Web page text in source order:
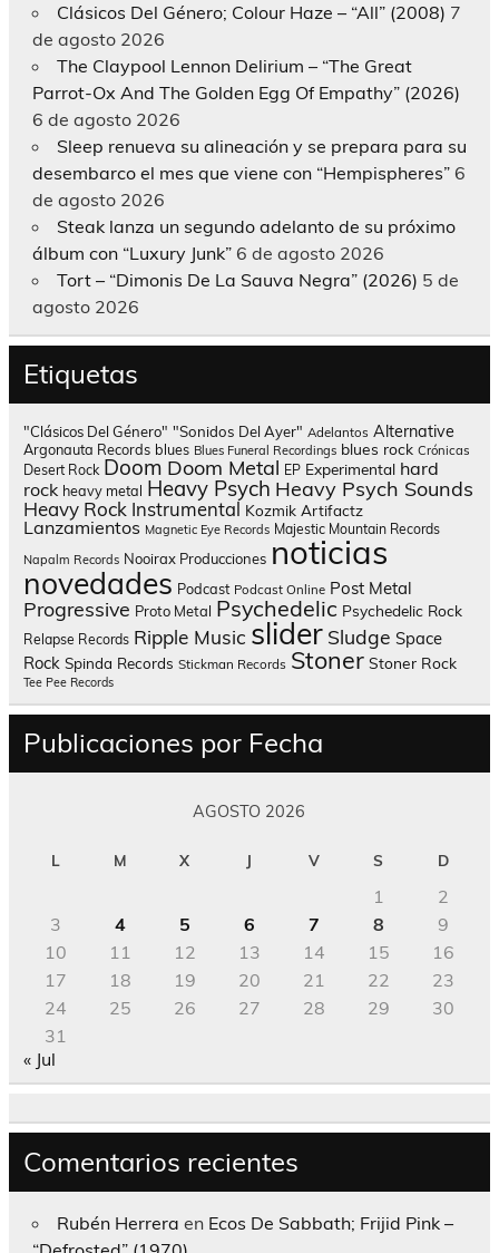
Clásicos Del Género; Colour Haze – “All” (2008) 7
de agosto 2026
The Claypool Lennon Delirium – “The Great
Parrot-Ox And The Golden Egg Of Empathy” (2026)
6 de agosto 2026
Sleep renueva su alineación y se prepara para su
desembarco el mes que viene con “Hempispheres” 6
de agosto 2026
Steak lanza un segundo adelanto de su próximo
álbum con “Luxury Junk” 6 de agosto 2026
Tort – “Dimonis De La Sauva Negra” (2026) 5 de
agosto 2026
Etiquetas
"Clásicos Del Género" "Sonidos Del Ayer" Adelantos Alternative
Argonauta Records blues Blues Funeral Recordings blues rock Crónicas
Desert Rock Doom Doom Metal EP Experimental hard
rock heavy metal Heavy Psych Heavy Psych Sounds
Heavy Rock Instrumental Kozmik Artifactz
Lanzamientos Magnetic Eye Records Majestic Mountain Records
Napalm Records Nooirax Producciones noticias
novedades Podcast Podcast Online Post Metal
Progressive Proto Metal Psychedelic Psychedelic Rock
Relapse Records Ripple Music slider Sludge Space
Rock Spinda Records Stickman Records Stoner Stoner Rock
Tee Pee Records
Publicaciones por Fecha
AGOSTO 2026
L M X J V S D
1
2
3
4 5 6 7 8
9
10
11 12 13 14 15
16
17
18 19 20 21 22
23
24
25 26 27 28 29
30
31
« Jul
Comentarios recientes
Rubén Herrera en Ecos De Sabbath; Frijid Pink –